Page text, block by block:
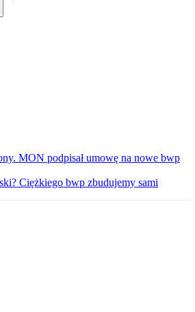
MON podpisał umowę na nowe bwp
Ciężkiego bwp zbudujemy sami